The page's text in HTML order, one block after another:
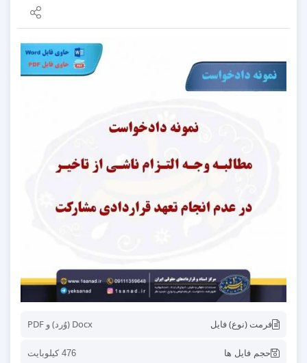
فرمت (نوع) فایل Docx (وُرد) و PDF
حجم فایل ها 476 کیلوبایت